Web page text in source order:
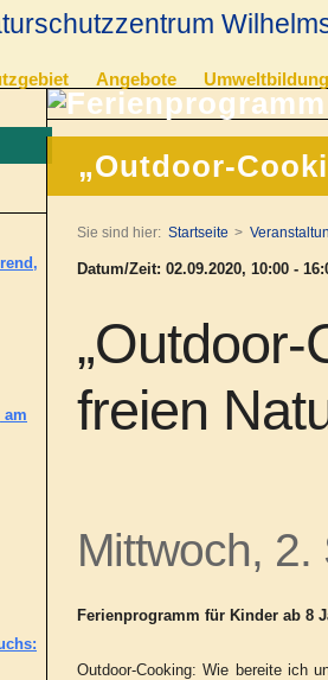
Angebote Umweltbildung
„Outdoor-
Sie sind hier: Startseite
Datum/Zeit: 02.09.2020, 10:00 -
freien
Mittwoch,
Ferienprogramm für Kinder ab 8
Outdoor-Cooking: Wie bereite ich
am